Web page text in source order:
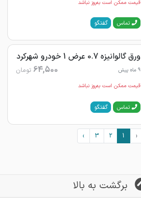
قیمت ممکن است به‌روز نباشد
تماس گفتگو
ورق گالوانیزه 0.7 عرض 1 خودرو شهرکرد
9 ماه پیش 64,500 تومان
قیمت ممکن است به‌روز نباشد
تماس گفتگو
‹
1
2
3
›
برگشت به بالا